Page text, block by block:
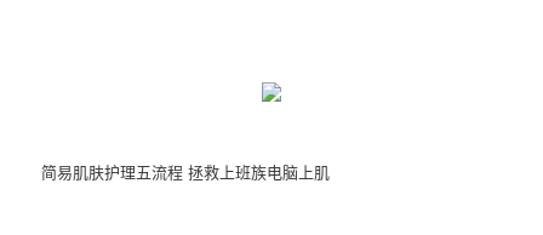
简易肌肤护理五流程 拯救上班族电脑上肌